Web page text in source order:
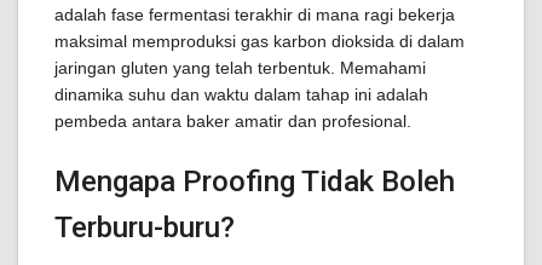
adalah fase fermentasi terakhir di mana ragi bekerja
maksimal memproduksi gas karbon dioksida di dalam
jaringan gluten yang telah terbentuk. Memahami
dinamika suhu dan waktu dalam tahap ini adalah
pembeda antara baker amatir dan profesional.
Mengapa Proofing Tidak Boleh
Terburu-buru?